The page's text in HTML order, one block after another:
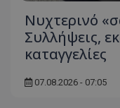
Νυχτερινό
Συλλήψεις,
καταγγελίες
07.08.2026 - 07:05